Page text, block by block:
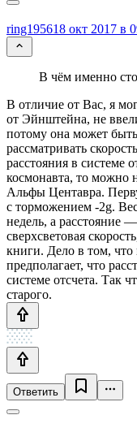
ring195618 окт 2017 в
В чём именно
В отличие от Вас, я
от Эйнштейна, не
потому она может
рассматривать
расстояния в системе
космонавта, то можно
Альфы Центавра.
с торможением -2g.
недель, а расстояние
сверхсветовая
книги. Дело в том, что
предполагает, что
системе отсчета. Так
старого.
Ответить